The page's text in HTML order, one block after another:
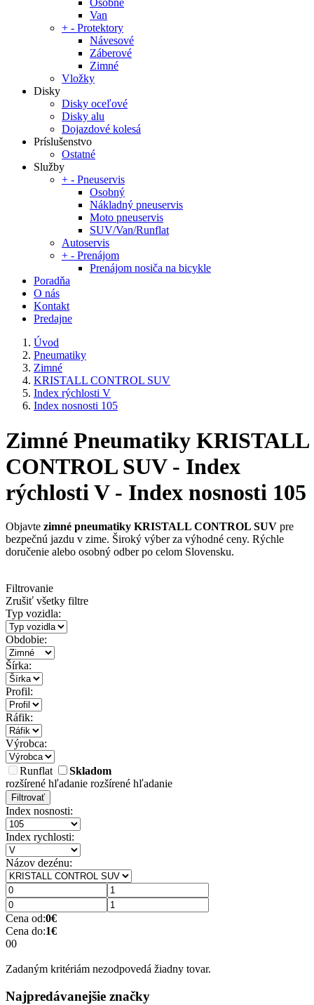
Osobné
Van
+ - Protektory
Návesové
Záberové
Zimné
Vložky
Disky
Disky oceľové
Disky alu
Dojazdové kolesá
Príslušenstvo
Ostatné
Služby
+ - Pneuservis
Osobný
Nákladný pneuservis
Moto pneuservis
SUV/Van/Runflat
Autoservis
+ - Prenájom
Prenájom nosiča na bicykle
Poradňa
O nás
Kontakt
Predajne
Úvod
Pneumatiky
Zimné
KRISTALL CONTROL SUV
Index rýchlosti V
Index nosnosti 105
Zimné Pneumatiky KRISTALL
CONTROL SUV - Index
rýchlosti V - Index nosnosti 105
Objavte zimné pneumatiky KRISTALL CONTROL SUV pre
bezpečnú jazdu v zime. Široký výber za výhodné ceny. Rýchle
doručenie alebo osobný odber po celom Slovensku.
Filtrovanie
Zrušiť všetky filtre
Typ vozidla:
Obdobie:
Šírka:
Profil:
Ráfik:
Výrobca:
Runflat
Skladom
rozšírené hľadanie rozšírené hľadanie
Filtrovať
Index nosnosti:
Index rychlosti:
Názov dezénu:
Cena od:0€
Cena do:1€
00
Zadaným kritériám nezodpovedá žiadny tovar.
Najpredávanejšie značky